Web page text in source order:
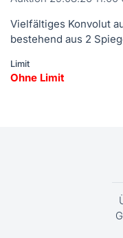
Vielfältiges Konvolut
bestehend aus 2
Limit
Ohne Limit